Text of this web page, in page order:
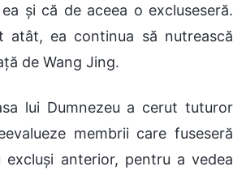
și că de aceea o excluseseră.
atât, ea continua să nutrească
de Wang Jing.
lui Dumnezeu a cerut tuturor
membrii care fuseseră
excluși anterior, pentru a vedea